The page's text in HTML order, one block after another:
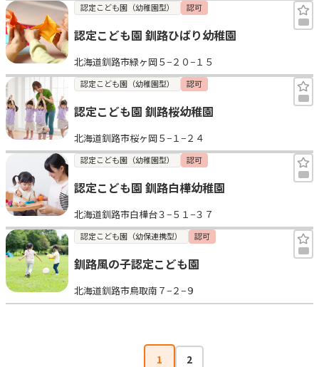
認定こども園（幼稚園型） 認可
認定こども園 釧路ひばり幼稚園
北海道釧路市緑ヶ岡５−２０−１５
認定こども園（幼稚園型） 認可
認定こども園 釧路桜幼稚園
北海道釧路市桜ヶ岡５−１−２４
認定こども園（幼稚園型） 認可
認定こども園 釧路白樺幼稚園
北海道釧路市白樺台３−５１−３７
認定こども園（幼保連携型） 認可
釧路風の子認定こども園
北海道釧路市鳥取南７−２−９
1 2